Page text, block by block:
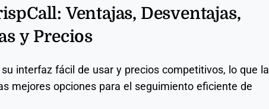
Ventajas, Desventajas,
y Precios
interfaz fácil de usar y precios competitivos, lo que la
mejores opciones para el seguimiento eficiente de